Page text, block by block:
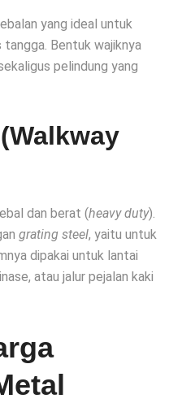
yang ideal untuk
Bentuk wajiknya
pelindung yang
dan berat (heavy duty).
grating steel, yaitu untuk
dipakai untuk lantai
atau jalur pejalan kaki